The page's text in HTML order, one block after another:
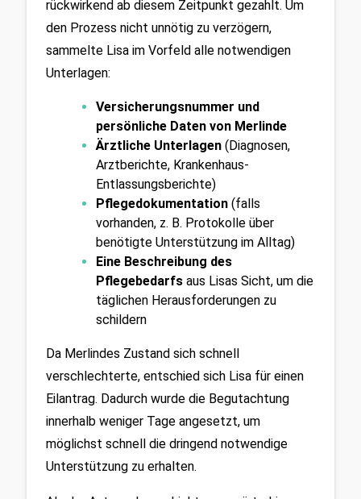
rückwirkend ab diesem Zeitpunkt gezahlt. Um
den Prozess nicht unnötig zu verzögern,
sammelte Lisa im Vorfeld alle notwendigen
Unterlagen:
Versicherungsnummer und
persönliche Daten von Merlinde
Ärztliche Unterlagen (Diagnosen,
Arztberichte, Krankenhaus-
Entlassungsberichte)
Pflegedokumentation (falls
vorhanden, z. B. Protokolle über
benötigte Unterstützung im Alltag)
Eine Beschreibung des
Pflegebedarfs aus Lisas Sicht, um die
täglichen Herausforderungen zu
schildern
Da Merlindes Zustand sich schnell
verschlechterte, entschied sich Lisa für einen
Eilantrag. Dadurch wurde die Begutachtung
innerhalb weniger Tage angesetzt, um
möglichst schnell die dringend notwendige
Unterstützung zu erhalten.